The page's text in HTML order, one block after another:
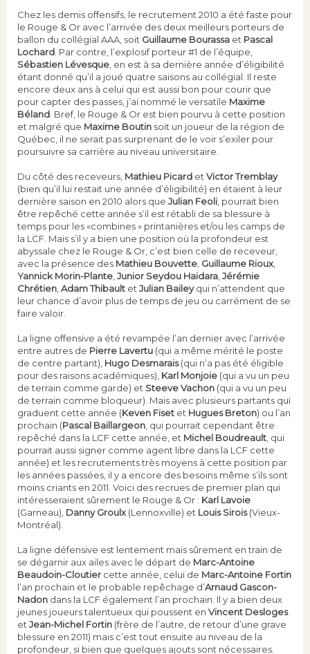
Chez les demis offensifs, le recrutement 2010 a été faste pour
le Rouge & Or avec l’arrivée des deux meilleurs porteurs de
ballon du collégial AAA, soit Guillaume Bourassa et Pascal
Lochard. Par contre, l’explosif porteur #1 de l’équipe,
Sébastien Lévesque, en est à sa dernière année d’éligibilité
étant donné qu’il a joué quatre saisons au collégial. Il reste
encore deux ans à celui qui est aussi bon pour courir que
pour capter des passes, j’ai nommé le versatile Maxime
Béland. Bref, le Rouge & Or est bien pourvu à cette position
et malgré que Maxime Boutin soit un joueur de la région de
Québec, il ne serait pas surprenant de le voir s’exiler pour
poursuivre sa carrière au niveau universitaire.
Du côté des receveurs, Mathieu Picard etVictor Tremblay
(bien qu’il lui restait une année d’éligibilité) en étaient à leur
dernière saison en 2010 alors que Julian Feoli, pourrait bien
être repêché cette année s’il est rétabli de sa blessure à
temps pour les «combines » printanières et/ou les camps de
la LCF. Mais s’il y a bien une position où la profondeur est
abyssale chez le Rouge & Or, c’est bien celle de receveur,
avec la présence des Mathieu Bouvette, Guillaume Rioux,
Yannick Morin-Plante,Junior Seydou Haidara,Jérémie
Chrétien,Adam Thibault etJulian Baileyqui n’attendent que
leur chance d’avoir plus de temps de jeu ou carrément de se
faire valoir.
La ligne offensive a été revampée l’an dernier avec l’arrivée
entre autres de Pierre Lavertu (qui a même mérité le poste
de centre partant), Hugo Desmarais(qui n’a pas été éligible
pour des raisons académiques), Karl Monjoie (qui a vu un peu
de terrain comme garde) et Steeve Vachon (qui a vu un peu
de terrain comme bloqueur). Mais avec plusieurs partants qui
graduent cette année (Keven Fiset et Hugues Breton) ou l’an
prochain (Pascal Baillargeon, qui pourrait cependant être
repêché dans la LCF cette année, et Michel Boudreault, qui
pourrait aussi signer comme agent libre dans la LCF cette
année) et les recrutements très moyens à cette position par
les années passées, il y a encore des besoins même s’ils sont
moins criants en 2011. Voici des recrues de premier plan qui
intéresseraient sûrement le Rouge & Or : Karl Lavoie
(Garneau), Danny Groulx(Lennoxville) et Louis Sirois(Vieux-
Montréal).
La ligne défensive est lentement mais sûrement en train de
se dégarnir aux ailes avec le départ de Marc-Antoine
Beaudoin-Cloutier cette année, celui de Marc-Antoine Fortin
l’an prochain et le probable repêchage d’Arnaud Gascon-
Nadon dans la LCF également l’an prochain. Il y a bien deux
jeunes joueurs talentueux qui poussent en Vincent Desloges
etJean-Michel Fortin (frère de l’autre, de retour d’une grave
blessure en 2011) mais c’est tout ensuite au niveau de la
profondeur, si bien que quelques ajouts sont nécessaires.